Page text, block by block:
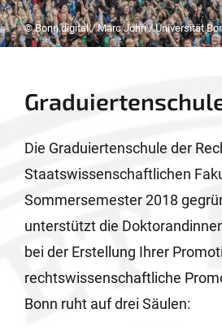
© Bonn.digital / Marc John / Universität
Die Graduiertenschule der
Staatswissenschaftlichen
Sommersemester 2018
unterstützt die
bei der Erstellung Ihrer
rechtswissenschaftliche
Bonn ruht auf drei Säulen: